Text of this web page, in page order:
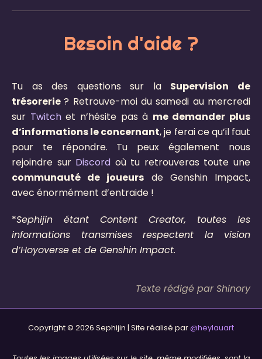
Besoin d'aide ?
Tu as des questions sur la Supervision de
trésorerie ? Retrouve-moi du samedi au mercredi
sur Twitchet n’hésite pas à me demander plus
d’informations le concernant, je ferai ce qu’il faut
pour te répondre. Tu peux également nous
rejoindre sur Discord où tu retrouveras toute une
communauté de joueurs de Genshin Impact,
avec énormément d’entraide !
*Sephijin étant Content Creator, toutes les
informations transmises respectent la vision
d’Hoyoverse et de Genshin Impact.
Texte rédigé par Shinory
Copyright © 2026 Sephijin | Site réalisé par@heylauart